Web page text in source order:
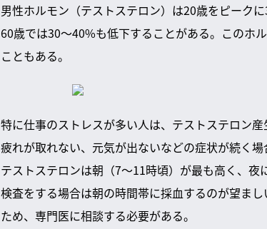
男性ホルモン（テストステロン）は20歳をピーク
60歳では30～40%も低下することがある。このホ
こともある。
特に仕事のストレスが多い人は、テストステロン産
疲れが取れない、元気が出ないなどの症状が続く
テストステロンは朝（7～11時頃）が最も高く、夜
検査をする場合は朝の時間帯に採血するのが望ま
ため、専門医に相談する必要がある。